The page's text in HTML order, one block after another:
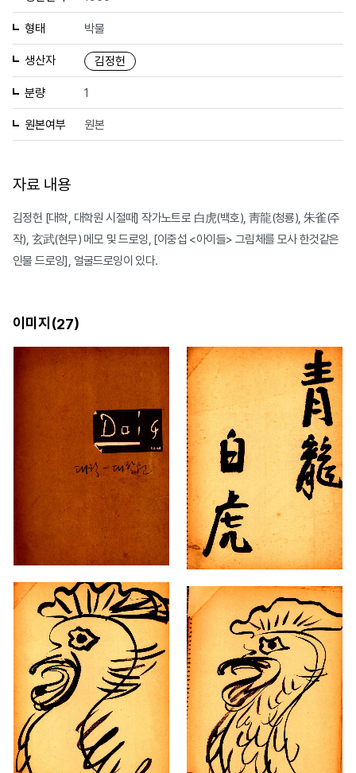
형태 박물
생산자 김정헌
분량 1
원본여부 원본
자료 내용
김정헌 [대학, 대학원 시절때] 작가노트로 白虎(백호), 靑龍(청룡), 朱雀(주
작), 玄武(현무) 메모 및 드로잉, [이중섭 <아이들> 그림체를 모사 한것같은
인물 드로잉], 얼굴드로잉이 있다.
이미지(27)